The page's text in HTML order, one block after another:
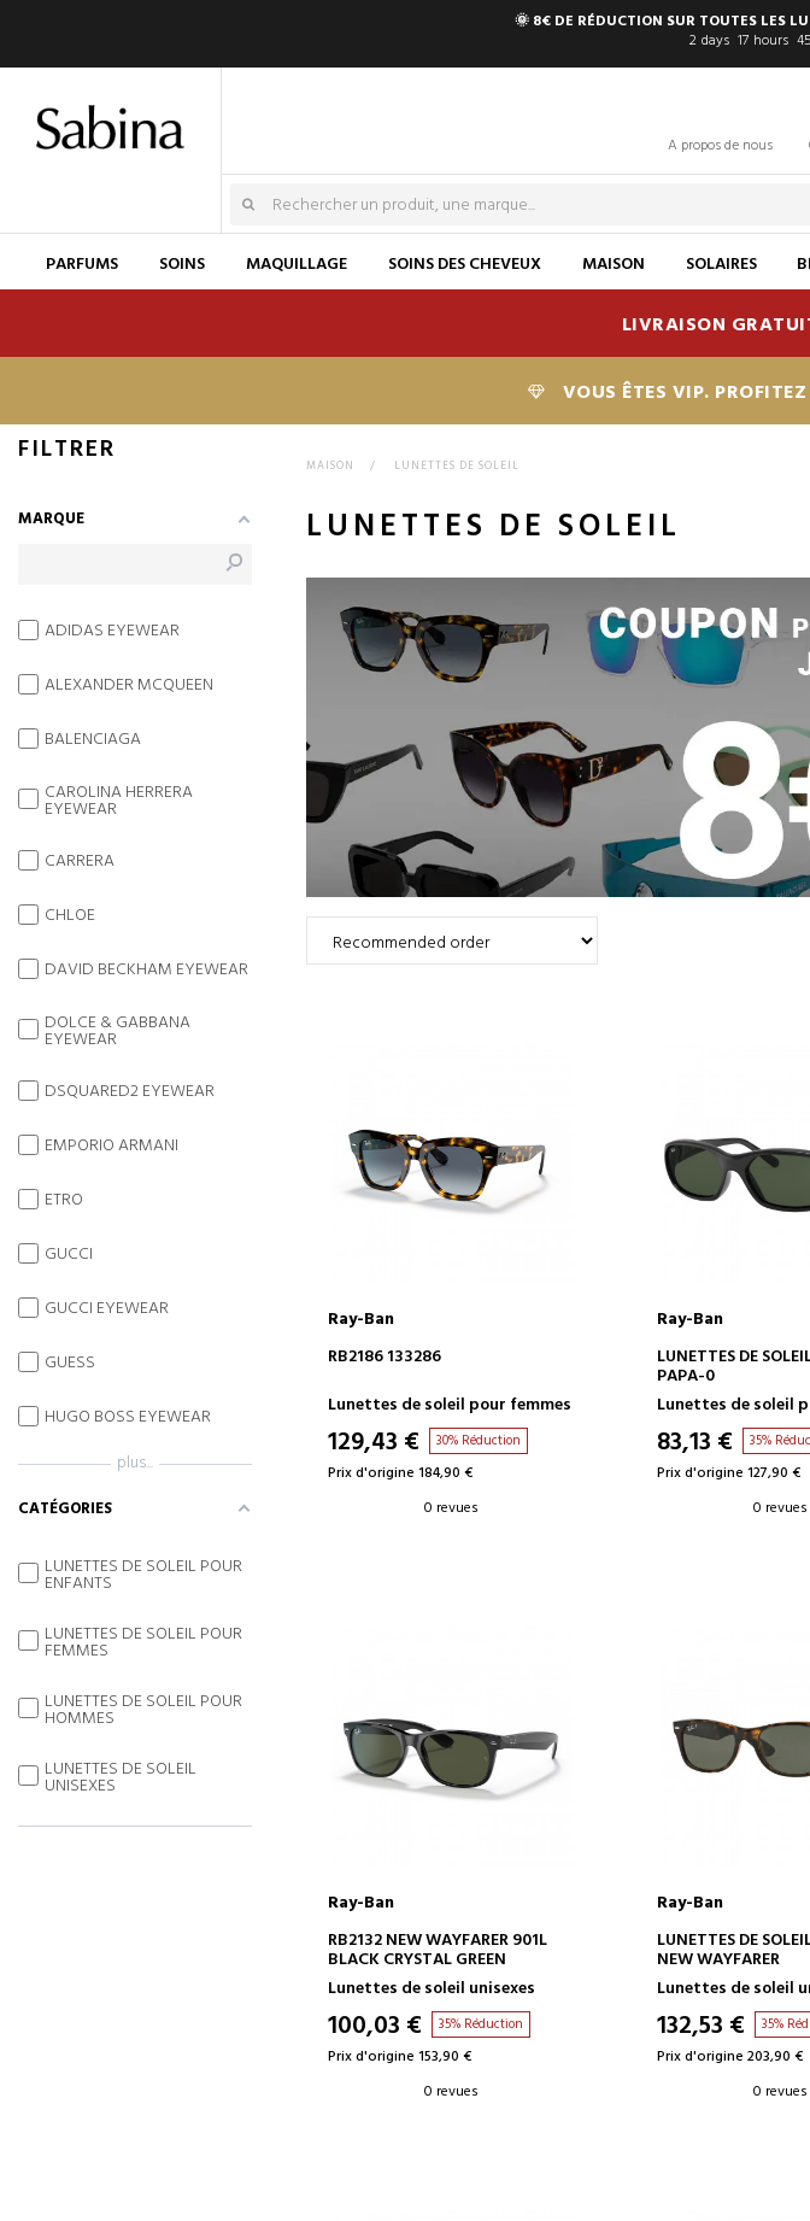
🌞 8€ DE RÉDUCTION SUR TOUTES LES
2 days 17 hours 45
A propos de nous
PARFUMS SOINS MAQUILLAGE SOINS DES CHEVEUX MAISON SOLAIRES
LIVRAISON
VOUS ÊTES VIP.
MAISON > LUNETTES DE SOLEIL
LUNETTES DE SOLEIL
AJOUTER AU PANIER
Ray-Ban
RB2186 133286
Lunettes de soleil pour femmes
129,43 € 30% Réduction
Prix d'origine 184,90 €
0 revues
AJOUTER AU
Ray-Ban
LUNETTES DE
PAPA-0
Lunettes de soleil
83,13 € 35%
Prix d'origine 127,90 €
0 revues
AJOUTER AU PANIER
Ray-Ban
RB2132 NEW WAYFARER 901L
BLACK CRYSTAL GREEN
Lunettes de soleil unisexes
100,03 € 35% Réduction
Prix d'origine 153,90 €
0 revues
AJOUTER AU
Ray-Ban
LUNETTES DE
NEW WAYFARER
Lunettes de soleil
132,53 € 35%
Prix d'origine 203,90 €
0 revues
FILTRER
MARQUE
ADIDAS EYEWEAR
ALEXANDER MCQUEEN
BALENCIAGA
CAROLINA HERRERA
EYEWEAR
CARRERA
CHLOE
DAVID BECKHAM EYEWEAR
DOLCE & GABBANA
EYEWEAR
DSQUARED2 EYEWEAR
EMPORIO ARMANI
ETRO
GUCCI
GUCCI EYEWEAR
GUESS
HUGO BOSS EYEWEAR
plus...
CATÉGORIES
LUNETTES DE SOLEIL POUR
ENFANTS
LUNETTES DE SOLEIL POUR
FEMMES
LUNETTES DE SOLEIL POUR
HOMMES
LUNETTES DE SOLEIL
UNISEXES